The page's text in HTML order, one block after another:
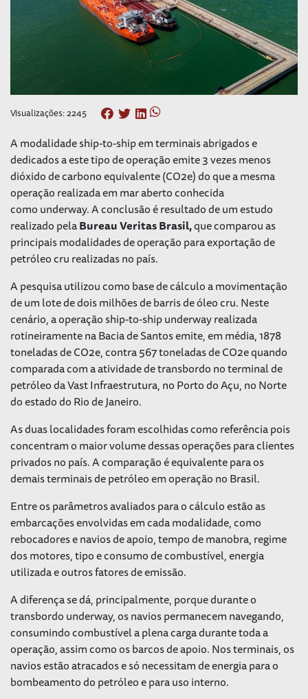
Visualizações: 2245
A modalidade ship-to-ship em terminais abrigados e
dedicados a este tipo de operação emite 3 vezes menos
dióxido de carbono equivalente (CO2e) do que a mesma
operação realizada em mar aberto conhecida
comounderway. A conclusão é resultado de um estudo
realizado pelaBureau Veritas Brasil,que comparou as
principais modalidades de operação para exportação de
petróleo cru realizadas no país.
A pesquisa utilizou como base de cálculo a movimentação
de um lote de dois milhões de barris de óleo cru. Neste
cenário, a operação ship-to-shipunderwayrealizada
rotineiramente na Bacia de Santos emite, em média, 1878
toneladas de CO2e, contra 567 toneladas de CO2e quando
comparada com a atividade de transbordo no terminal de
petróleo da Vast Infraestrutura, no Porto do Açu, no Norte
do estado do Rio de Janeiro.
As duas localidades foram escolhidas como referência pois
concentram o maior volume dessas operações para clientes
privados no país. A comparação é equivalente para os
demais terminais de petróleo em operação no Brasil.
Entre os parâmetros avaliados para o cálculo estão as
embarcações envolvidas em cada modalidade, como
rebocadores e navios de apoio, tempo de manobra, regime
dos motores, tipo e consumo de combustível, energia
utilizada e outros fatores de emissão.
A diferença se dá, principalmente, porque durante o
transbordounderway,os navios permanecem navegando,
consumindo combustível a plena carga durante toda a
operação, assim como os barcos de apoio. Nos terminais, os
navios estão atracados e só necessitam de energia para o
bombeamento do petróleo e para uso interno.